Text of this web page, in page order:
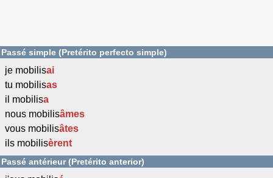
Passé simple (Pretérito perfecto simple)
je mobilisai
tu mobilisas
il mobilisa
nous mobilisâmes
vous mobilisâtes
ils mobilisèrent
Passé antérieur (Pretérito anterior)